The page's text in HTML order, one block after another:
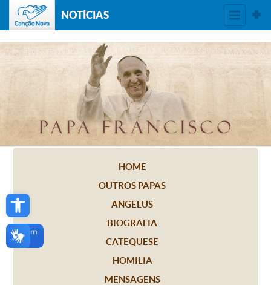
Open toolbar
NOTÍCIAS
HOME
OUTROS PAPAS
ANGELUS
BIOGRAFIA
CATEQUESE
HOMILIA
MENSAGENS